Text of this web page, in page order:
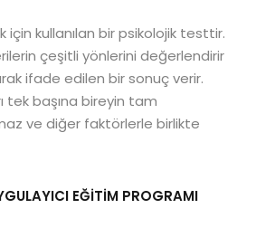
için kullanılan bir psikolojik testtir.
çeşitli yönlerini değerlendirir
ifade edilen bir sonuç verir.
tek başına bireyin tam
ve diğer faktörlerle birlikte
EĞİTİM PROGRAMI